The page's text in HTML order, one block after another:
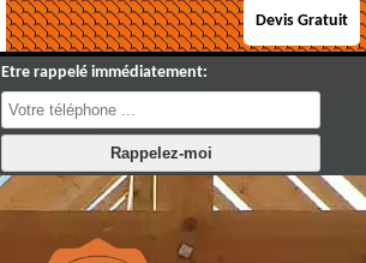
Devis Gratuit
Etre rappelé immédiatement: